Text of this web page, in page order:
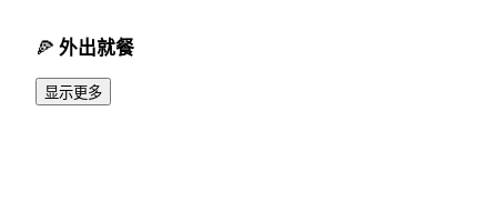
外出就餐
显示更多